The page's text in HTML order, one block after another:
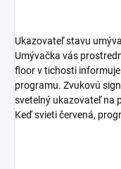
Ukazovateľ stavu
Umývačka vás
floor v tichosti
programu. Zvukovú
svetelný ukazovateľ na
Keď svieti červená,